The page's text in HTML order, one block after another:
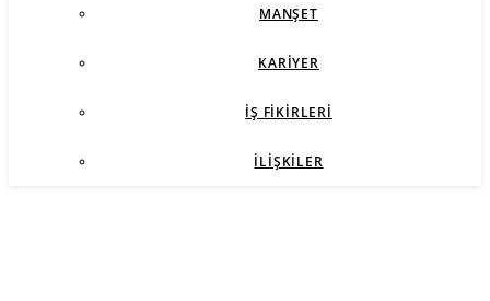
MANŞET
KARIYER
İŞ FIKIRLERI
İLIŞKILER